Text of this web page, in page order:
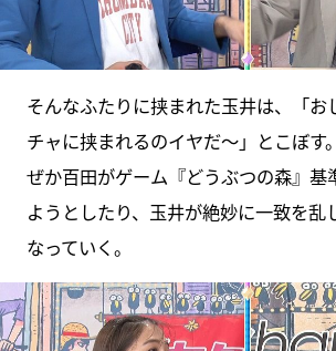
そんなふたりに挟まれた玉井は、「お
チャに挟まれるのイヤだ〜」とこぼす
ぜか百田がゲーム『どうぶつの森』基
ようとしたり、玉井が絶妙に一致を乱
なっていく。